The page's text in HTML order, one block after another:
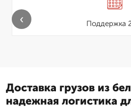
Поддержка
‹
Доставка грузов из
надежная логистика